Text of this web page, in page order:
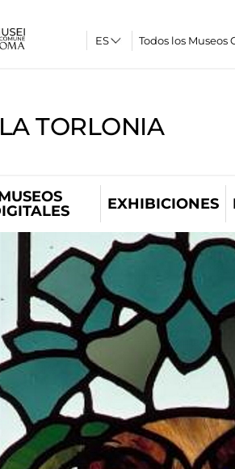
Todos los Museos
TORLONIA
EXHIBICIONES